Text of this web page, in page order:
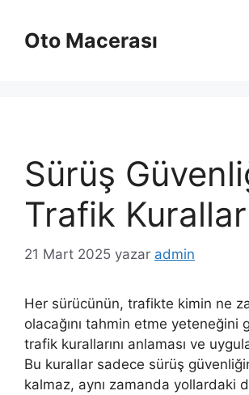
Oto Macerası
Sürüş
Trafik
21 Mart 2025 yazar admin
Her sürücünün, trafikte kimin ne
olacağını tahmin etme yeteneğini
trafik kurallarını anlaması ve
Bu kurallar sadece sürüş
kalmaz, aynı zamanda yollardaki